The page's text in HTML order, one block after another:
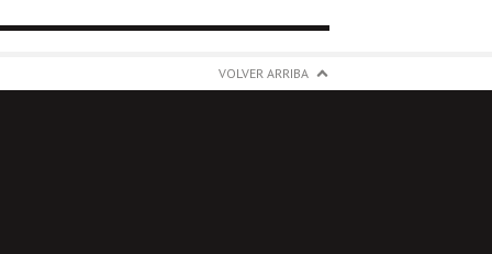
VOLVER ARRIBA